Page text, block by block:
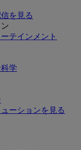
を見る
テインメント
学
ーションを見る